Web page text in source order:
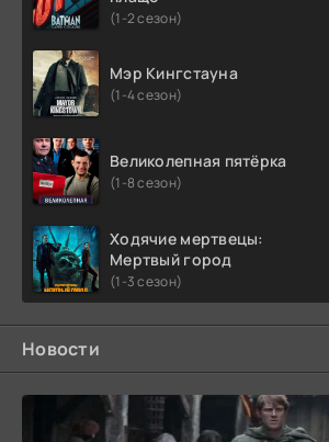
(1-2 сезон)
Мэр Кингстауна
(1-4 сезон)
Великолепная пятёрка
(1-8 сезон)
Ходячие мертвецы:
Мертвый город
(1-3 сезон)
Новости